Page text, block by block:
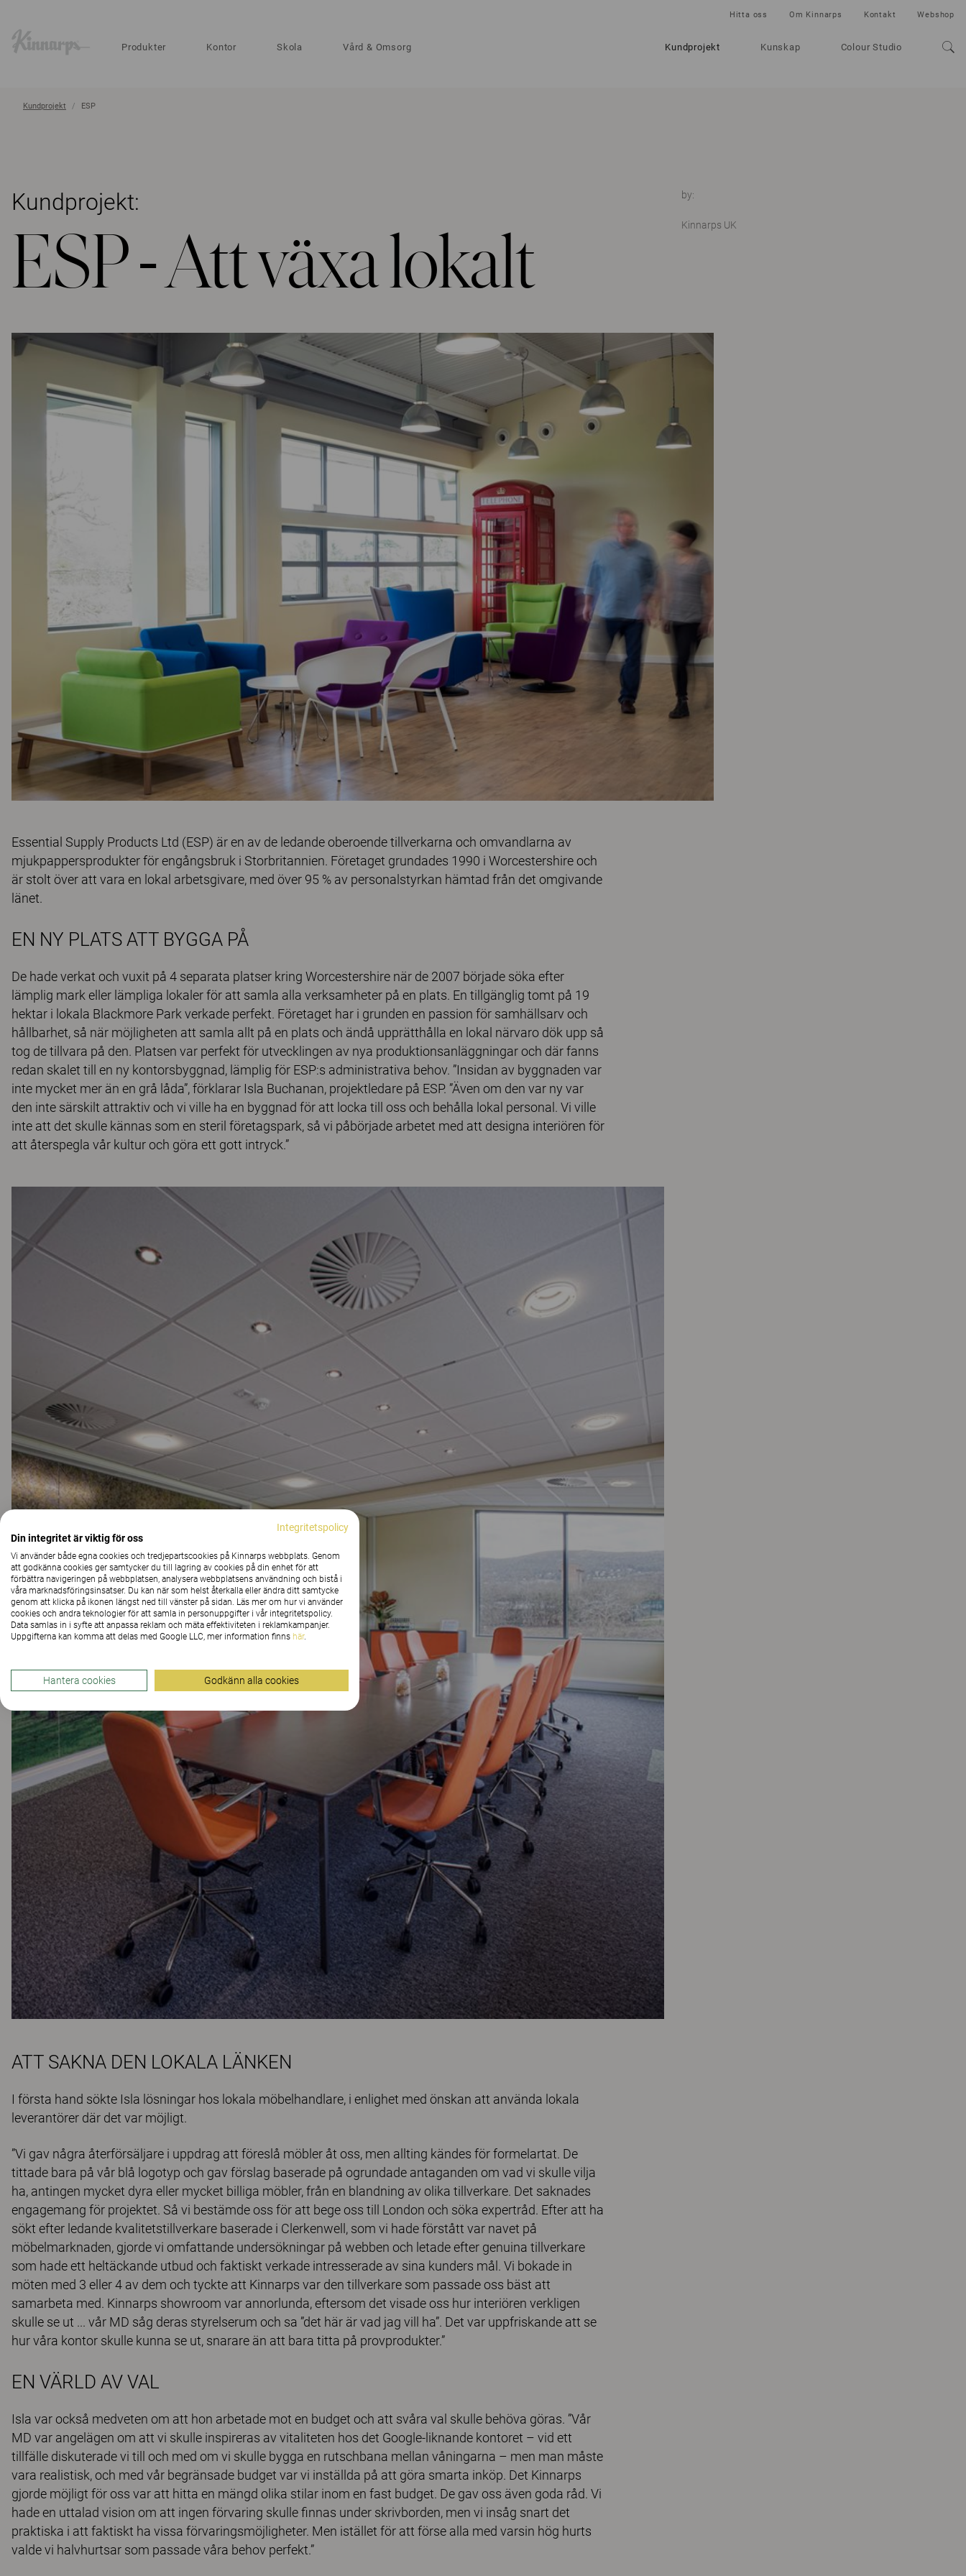
Produkter Kontor Skola Vård & Omsorg Kundprojekt Kunskap Colour Studio
Hitta oss Om Kinnarps Kontakt Webshop
Kundprojekt ESP
Kundprojekt:
ESP - Att växa lokalt
by:
Kinnarps UK
Essential Supply Products Ltd (ESP) är en av de ledande oberoende tillverkarna och omvandlarna av
mjukpappersprodukter för engångsbruk i Storbritannien. Företaget grundades 1990 i Worcestershire och
är stolt över att vara en lokal arbetsgivare, med över 95 % av personalstyrkan hämtad från det omgivande
länet.
EN NY PLATS ATT BYGGA PÅ
De hade verkat och vuxit på 4 separata platser kring Worcestershire när de 2007 började söka efter
lämplig mark eller lämpliga lokaler för att samla alla verksamheter på en plats. En tillgänglig tomt på 19
hektar i lokala Blackmore Park verkade perfekt. Företaget har i grunden en passion för samhällsarv och
hållbarhet, så när möjligheten att samla allt på en plats och ändå upprätthålla en lokal närvaro dök upp så
tog de tillvara på den. Platsen var perfekt för utvecklingen av nya produktionsanläggningar och där fanns
redan skalet till en ny kontorsbyggnad, lämplig för ESP:s administrativa behov. ”Insidan av byggnaden var
inte mycket mer än en grå låda”, förklarar Isla Buchanan, projektledare på ESP. ”Även om den var ny var
den inte särskilt attraktiv och vi ville ha en byggnad för att locka till oss och behålla lokal personal. Vi ville
inte att det skulle kännas som en steril företagspark, så vi påbörjade arbetet med att designa interiören för
att återspegla vår kultur och göra ett gott intryck.”
ATT SAKNA DEN LOKALA LÄNKEN
I första hand sökte Isla lösningar hos lokala möbelhandlare, i enlighet med önskan att använda lokala
leverantörer där det var möjligt.
”Vi gav några återförsäljare i uppdrag att föreslå möbler åt oss, men allting kändes för formelartat. De
tittade bara på vår blå logotyp och gav förslag baserade på ogrundade antaganden om vad vi skulle vilja
ha, antingen mycket dyra eller mycket billiga möbler, från en blandning av olika tillverkare. Det saknades
engagemang för projektet. Så vi bestämde oss för att bege oss till London och söka expertråd. Efter att ha
sökt efter ledande kvalitetstillverkare baserade i Clerkenwell, som vi hade förstått var navet på
möbelmarknaden, gjorde vi omfattande undersökningar på webben och letade efter genuina tillverkare
som hade ett heltäckande utbud och faktiskt verkade intresserade av sina kunders mål. Vi bokade in
möten med 3 eller 4 av dem och tyckte att Kinnarps var den tillverkare som passade oss bäst att
samarbeta med. Kinnarps showroom var annorlunda, eftersom det visade oss hur interiören verkligen
skulle se ut ... vår MD såg deras styrelserum och sa ”det här är vad jag vill ha”. Det var uppfriskande att se
hur våra kontor skulle kunna se ut, snarare än att bara titta på provprodukter.”
EN VÄRLD AV VAL
Isla var också medveten om att hon arbetade mot en budget och att svåra val skulle behöva göras. ”Vår
MD var angelägen om att vi skulle inspireras av vitaliteten hos det Google-liknande kontoret – vid ett
tillfälle diskuterade vi till och med om vi skulle bygga en rutschbana mellan våningarna – men man måste
vara realistisk, och med vår begränsade budget var vi inställda på att göra smarta inköp. Det Kinnarps
gjorde möjligt för oss var att hitta en mängd olika stilar inom en fast budget. De gav oss även goda råd. Vi
hade en uttalad vision om att ingen förvaring skulle finnas under skrivborden, men vi insåg snart det
praktiska i att faktiskt ha vissa förvaringsmöjligheter. Men istället för att förse alla med varsin hög hurts
valde vi halvhurtsar som passade våra behov perfekt.”
Integritetspolicy
Din integritet är viktig för oss
Vi använder både egna cookies och tredjepartscookies på Kinnarps webbplats. Genom
att godkänna cookies ger samtycker du till lagring av cookies på din enhet för att
förbättra navigeringen på webbplatsen, analysera webbplatsens användning och bistå i
våra marknadsföringsinsatser. Du kan när som helst återkalla eller ändra ditt samtycke
genom att klicka på ikonen längst ned till vänster på sidan. Läs mer om hur vi använder
cookies och andra teknologier för att samla in personuppgifter i vår integritetspolicy.
Data samlas in i syfte att anpassa reklam och mäta effektiviteten i reklamkampanjer.
Uppgifterna kan komma att delas med Google LLC, mer information finns här.
Hantera cookies Godkänn alla cookies